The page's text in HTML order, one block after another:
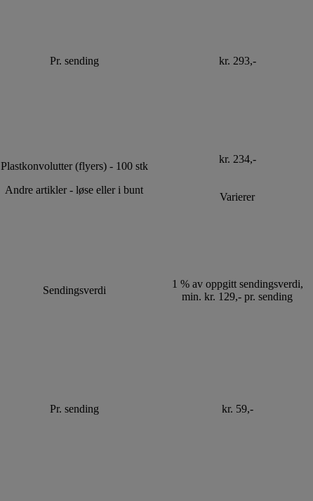
Pr. sending kr. 293,-
Plastkonvolutter (flyers) - 100 stk
Andre artikler - løse eller i bunt
kr. 234,-
Varierer
Sendingsverdi
1 % av oppgitt sendingsverdi,
min. kr. 129,- pr. sending
Pr. sending kr. 59,-